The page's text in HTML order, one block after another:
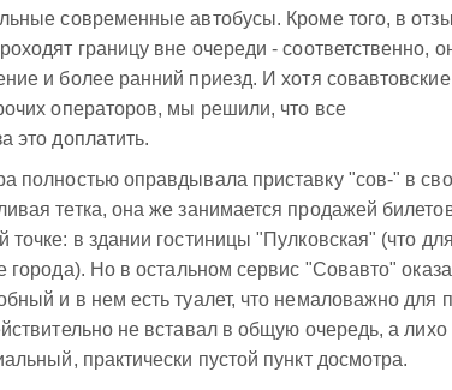
современные автобусы. Кроме того, в
границу вне очереди - соответственно,
и более ранний приезд. И хотя
операторов, мы решили, что все
это доплатить.
полностью оправдывала приставку "сов-" в
тетка, она же занимается продажей
в здании гостиницы "Пулковская" (что
города). Но в остальном сервис "Совавто"
и в нем есть туалет, что немаловажно для
не вставал в общую очередь, а лихо
практически пустой пункт досмотра.